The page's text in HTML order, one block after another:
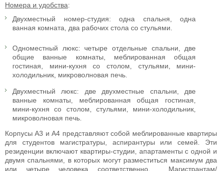
Номера и удобства:
Двухместный номер-студия: одна спальня, одна
ванная комната, два рабочих стола со стульями.
Одноместный люкс: четыре отдельные спальни, две
общие ванные комнаты, меблированная общая
гостиная, мини-кухня со столом, стульями, мини-
холодильник, микроволновая печь.
Двухместный люкс: две двухместные спальни, две
ванные комнаты, меблированная общая гостиная,
мини-кухня со столом, стульями, мини-холодильник,
микроволновая печь.
Корпусы A3 и A4 представляют собой меблированные квартиры
для студентов магистратуры, аспирантуры или семей. Эти
резиденции включают квартиры-студии, апартаменты с одной и
двумя спальнями, в которых могут разместиться максимум два
или четыре человека соответственно. Магистрантам/